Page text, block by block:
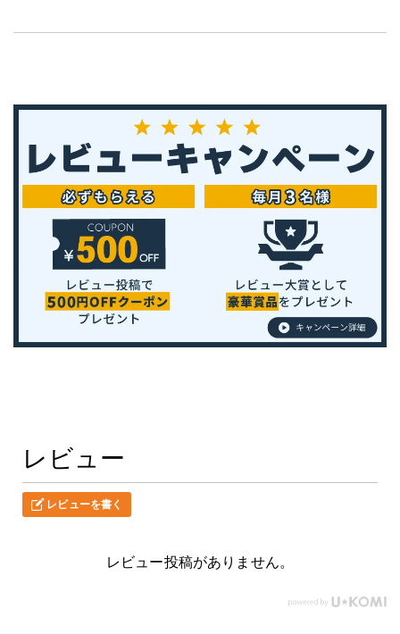
レビュー
レビューを書く
レビュー投稿がありません。